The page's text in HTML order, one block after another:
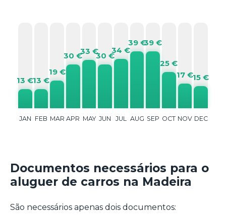
13 €
JAN
13 €
FEB
19 €
MAR
30 €
APR
33 €
MAY
30 €
JUN
34 €
JUL
39 €
AUG
39 €
SEP
25 €
OCT
17 €
NOV
15 €
DEC
Documentos necessários para o
aluguer de carros na Madeira
São necessários apenas dois documentos: